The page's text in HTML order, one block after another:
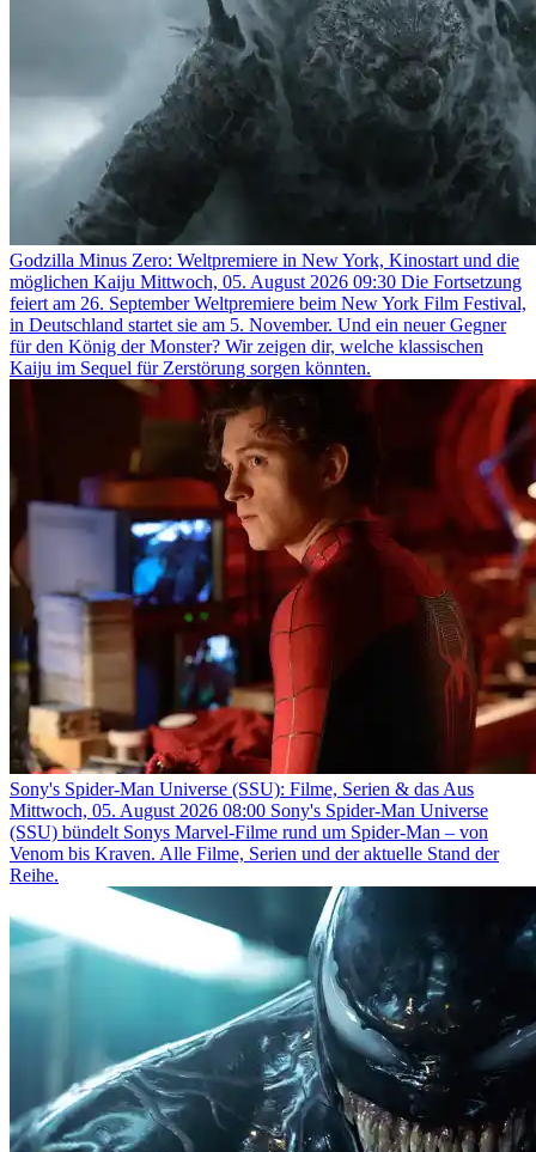
Godzilla Minus Zero: Weltpremiere in New York, Kinostart und die
möglichen Kaiju Mittwoch, 05. August 2026 09:30 Die Fortsetzung
feiert am 26. September Weltpremiere beim New York Film Festival,
in Deutschland startet sie am 5. November. Und ein neuer Gegner
für den König der Monster? Wir zeigen dir, welche klassischen
Kaiju im Sequel für Zerstörung sorgen könnten.
Sony's Spider-Man Universe (SSU): Filme, Serien & das Aus
Mittwoch, 05. August 2026 08:00 Sony's Spider-Man Universe
(SSU) bündelt Sonys Marvel-Filme rund um Spider-Man – von
Venom bis Kraven. Alle Filme, Serien und der aktuelle Stand der
Reihe.